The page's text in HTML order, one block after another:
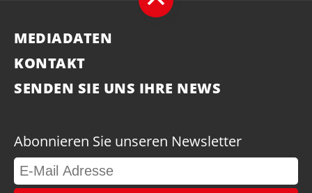
MEDIADATEN
KONTAKT
SENDEN SIE UNS IHRE NEWS
Abonnieren Sie unseren Newsletter